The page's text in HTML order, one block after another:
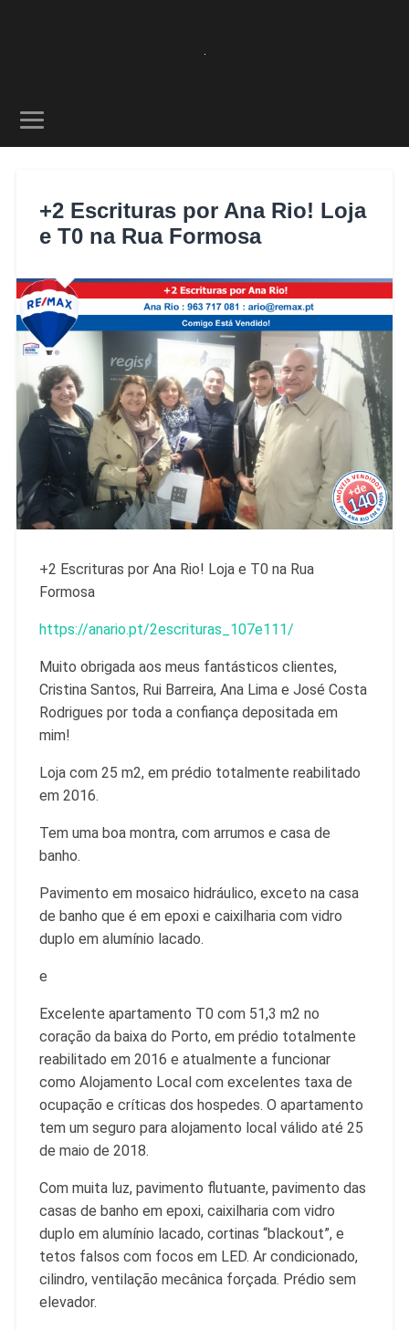
+2 Escrituras por Ana Rio! Loja
e T0 na Rua Formosa
+2 Escrituras por Ana Rio! Loja e T0 na Rua
Formosa
https://anario.pt/2escrituras_ 107e111/
Muito obrigada aos meus fantásticos clientes,
Cristina Santos, Rui Barreira, Ana Lima e José Costa
Rodrigues por toda a confiança depositada em
mim!
Loja com 25 m2, em prédio totalmente reabilitado
em 2016.
Tem uma boa montra, com arrumos e casa de
banho.
Pavimento em mosaico hidráulico, exceto na casa
de banho que é em epoxi e caixilharia com vidro
duplo em alumínio lacado.
e
Excelente apartamento T0 com 51,3 m2 no
coração da baixa do Porto, em prédio totalmente
reabilitado em 2016 e atualmente a funcionar
como Alojamento Local com excelentes taxa de
ocupação e críticas dos hospedes. O apartamento
tem um seguro para alojamento local válido até 25
de maio de 2018.
Com muita luz, pavimento flutuante, pavimento das
casas de banho em epoxi, caixilharia com vidro
duplo em alumínio lacado, cortinas “blackout”, e
tetos falsos com focos em LED. Ar condicionado,
cilindro, ventilação mecânica forçada. Prédio sem
elevador.